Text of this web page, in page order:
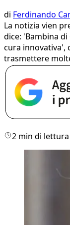
di Ferdinando
La notizia vien
dice: 'Bambina
cura innovativa',
trasmettere
2 min di lettura